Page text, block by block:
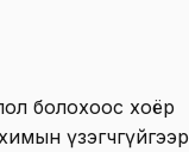
болохоос хоёр
үзэгчгүйгээр